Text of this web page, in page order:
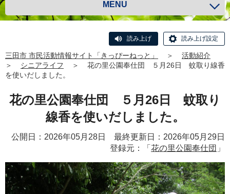
MENU
読み上げ 読み上げ設定
三田市 市民活動情報サイト「きっぴーねっと」 ＞
活動紹介
＞
シニアライフ ＞
花の里公園奉仕団 ５月26日 蚊取り線香
を使いだしました。
花の里公園奉仕団 ５月26日 蚊取り
線香を使いだしました。
公開日：2026年05月28日 最終更新日：2026年05月29日
登録元：「 花の里公園奉仕団 」